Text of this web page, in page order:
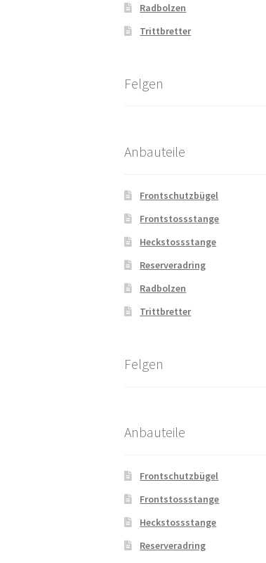
Radbolzen
Trittbretter
Felgen
Anbauteile
Frontschutzbügel
Frontstossstange
Heckstossstange
Reserveradring
Radbolzen
Trittbretter
Felgen
Anbauteile
Frontschutzbügel
Frontstossstange
Heckstossstange
Reserveradring